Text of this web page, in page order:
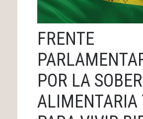
FRENTE
POR LA
ALIMENTARIA